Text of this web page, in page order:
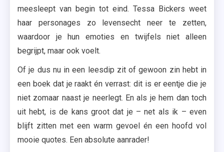
meesleept van begin tot eind. Tessa Bickers weet
haar personages zo levensecht neer te zetten,
waardoor je hun emoties en twijfels niet alleen
begrijpt, maar ook voelt.
Of je dus nu in een leesdip zit of gewoon zin hebt in
een boek dat je raakt én verrast: dit is er eentje die je
niet zomaar naast je neerlegt. En als je hem dan toch
uit hebt, is de kans groot dat je – net als ik – even
blijft zitten met een warm gevoel én een hoofd vol
mooie quotes. Een absolute aanrader!